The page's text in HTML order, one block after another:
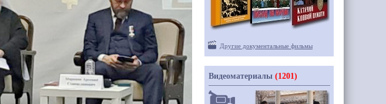
Другие документальные фильмы
Видеоматериалы (1201)